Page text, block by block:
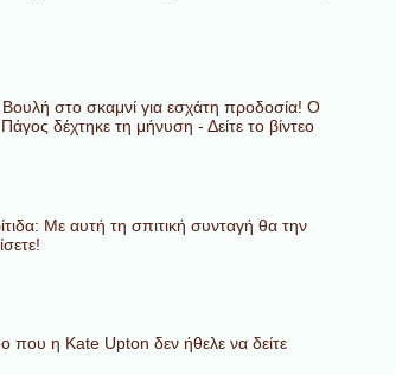
στο σκαμνί για εσχάτη προδοσία! Ο
δέχτηκε τη μήνυση - Δείτε το βίντεο
Με αυτή τη σπιτική συνταγή θα την
που η Kate Upton δεν ήθελε να δείτε